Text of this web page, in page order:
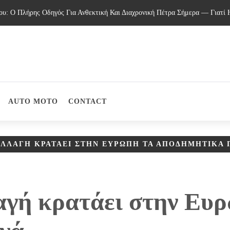
Πλήρης Οδηγός Για Ανθεκτική Και Διαχρονική Πέτρα Σήμερα — Γιατί Η
AUTO MOTO CONTACT
ΚΡΑΤΆΕΙ ΣΤΗΝ ΕΥΡΏΠΗ ΤΑ ΑΠΟΔΗΜΗΤΙΚΆ
κρατάει στην